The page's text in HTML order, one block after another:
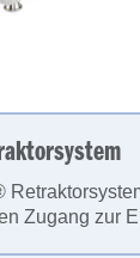
Zugang zur